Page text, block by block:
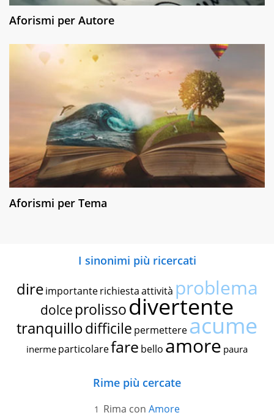
Aforismi per Autore
Aforismi per Tema
I sinonimi più ricercati
dire importante richiestaattività problema
dolce prolissodivertente
tranquillodifficile permettereacume
inerme particolarefare bello amore paura
Rime più cercate
Rima con Amore